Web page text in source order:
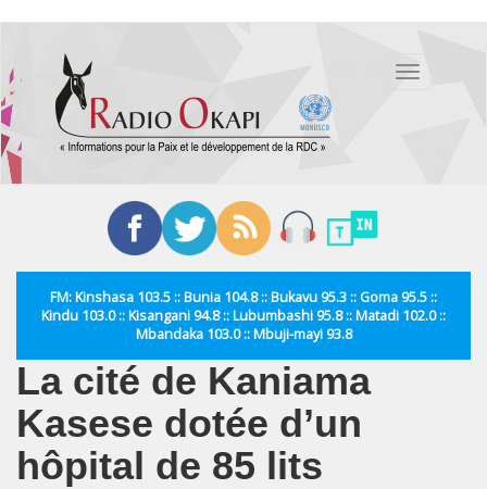
contenu
principal
Toggle
FM: Kinshasa 103.5 :: Bunia 104.8 :: Bukavu 95.3 :: Goma 95.5 ::
Kindu 103.0 :: Kisangani 94.8 :: Lubumbashi 95.8 :: Matadi 102.0 ::
Mbandaka 103.0 :: Mbuji-mayi 93.8
La cité de Kaniama
Kasese dotée d’un
hôpital de 85 lits